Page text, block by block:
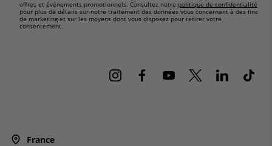
offres et événements promotionnels. Consultez notre politique de confidentialité
pour plus de détails sur notre traitement des données vous concernant à des fins
de marketing et sur les moyens dont vous disposez pour retirer votre
consentement.
France